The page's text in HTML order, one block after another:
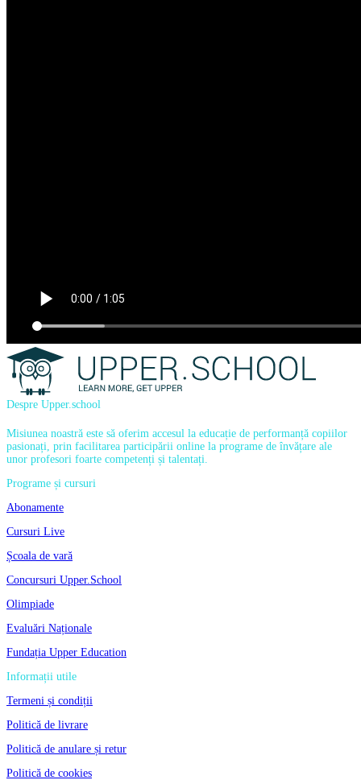
Despre Upper.school
Misiunea noastră este să oferim accesul la educație de performanță copiilor
pasionați, prin facilitarea participării online la programe de învățare ale
unor profesori foarte competenți și talentați.
Programe și cursuri
Abonamente
Cursuri Live
Școala de vară
Concursuri Upper.School
Olimpiade
Evaluări Naționale
Fundația Upper Education
Informații utile
Termeni și condiții
Politică de livrare
Politică de anulare și retur
Politică de cookies